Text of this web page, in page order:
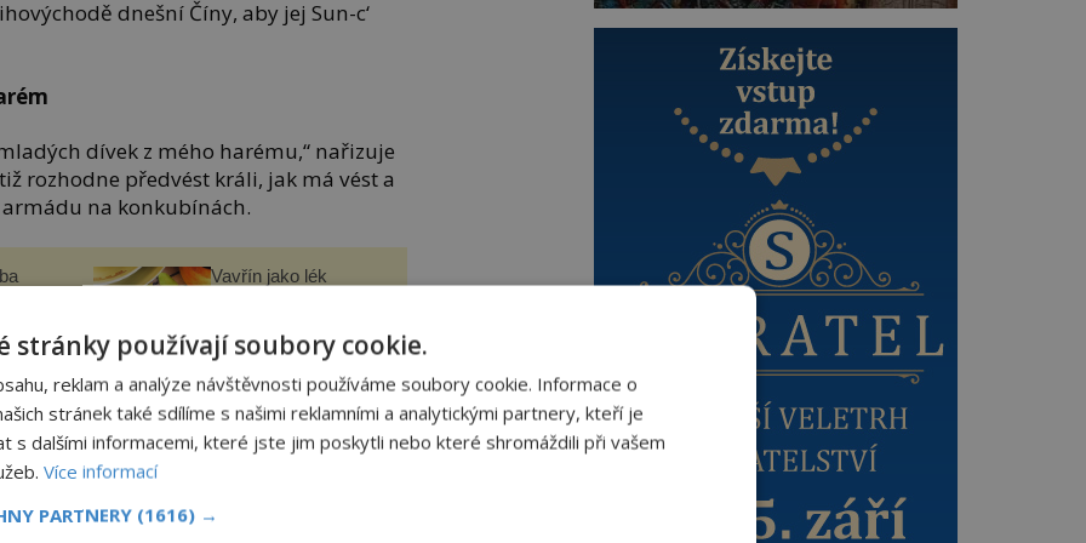
dnešní Číny, aby jej Sun-c‘
dívek z mého harému,“ nařizuje
rozhodne předvést králi, jak má vést a
na konkubínách.
Vavřín jako lék
panidomu.cz
do dvou skupin, z nejoblíbenějších
a udělí jim pokyny, co mají dělat.
stránky používají soubory cookie.
reklam a analýze návštěvnosti používáme soubory cookie. Informace o
stránek také sdílíme s našimi reklamními a analytickými partnery, kteří je
s dalšími informacemi, které jste jim poskytli nebo které shromáždili při vašem
Více informací
PARTNERY (1616) →